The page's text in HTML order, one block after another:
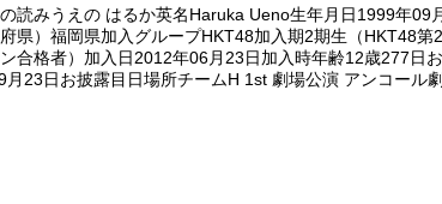
読みうえの はるか英名Haruka Ueno生年月日1999年09
県）福岡県加入グループHKT48加入期2期生（HKT48第
合格者）加入日2012年06月23日加入時年齢12歳277日
23日お披露目日場所チームH 1st 劇場公演 アンコール劇